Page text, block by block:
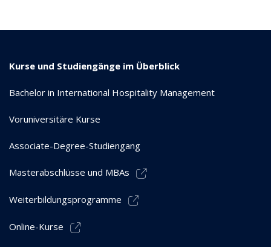
Kurse und Studiengänge im Überblick
Bachelor in International Hospitality Management
Voruniversitäre Kurse
Associate-Degree-Studiengang
Masterabschlüsse und MBAs
Weiterbildungsprogramme
Online-Kurse